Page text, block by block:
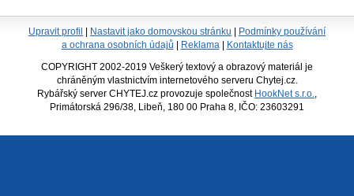
Upravit profil Nastavit jako domovskou stránku
Podmínky používání
a ochrana osobních údajů
Reklama Kontaktujte nás
COPYRIGHT 2002-2019 Veškerý textový a obrazový materiál je
chráněným vlastnictvím internetového serveru Chytej.cz.
Rybářský server CHYTEJ.cz provozuje společnost HookNet s.r.o.
Primátorská 296/38, Libeň, 180 00 Praha 8, IČO: 23603291